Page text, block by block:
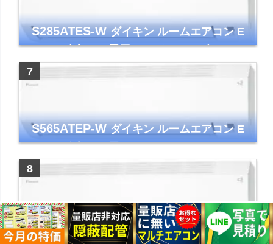
S285ATES-Wダイキン ルームエアコン E
シリーズ 主に10畳用 ホワイト 2025年モデル
コンパクトモデル ストリーマ
S565ATEP-Wダイキン ルームエアコン E
シリーズ 主に18畳用 ホワイト 2025年モデル
コンパクトモデル ストリーマ
S255ATES-Wダイキン ルームエアコン E